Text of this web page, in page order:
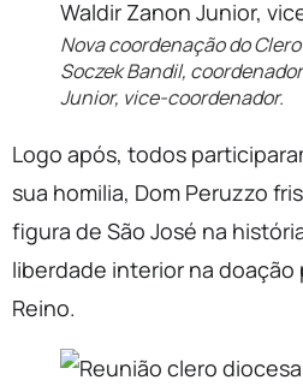
Nova coordenação do
Soczek Bandil,
Junior, vice-coordenador.
Logo após, todos
sua homilia, Dom Peruzzo
figura de São José na
liberdade interior na doação
Reino.